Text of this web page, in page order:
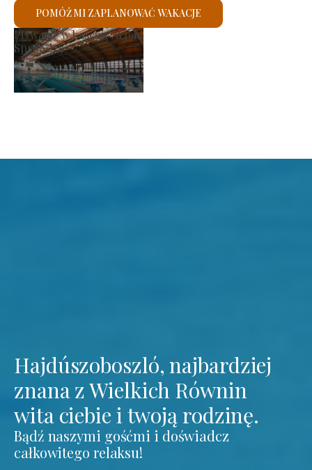
POMÓŻ MI ZAPLANOWAĆ WAKACJE
Hajdúszoboszló, najbardziej
znana z Wielkich Równin
wita ciebie i twoją rodzinę.
Bądź naszymi gośćmi i doświadcz
całkowitego relaksu!